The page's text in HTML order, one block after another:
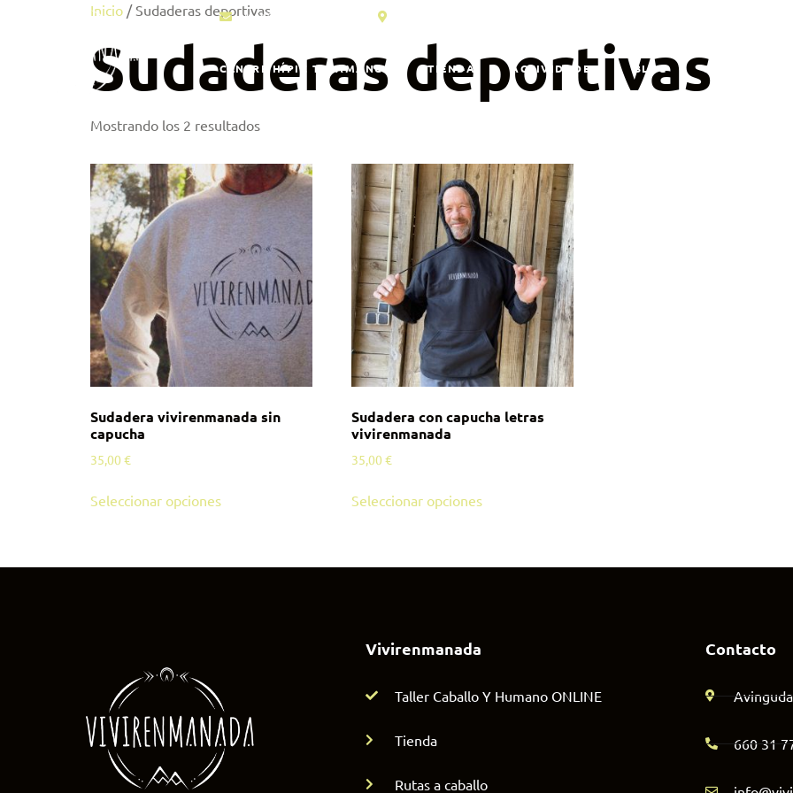
info@vivirenmanada.es
CENTRE HÍPIC TALAMANCA TIENDA ACTIVIDADES BLOG
Inicio / Sudaderas deportivas
Sudaderas deportivas
Mostrando los 2 resultados
Sudadera vivirenmanada sin
capucha
35,00 €
Seleccionar opciones
Sudadera con capucha letras
vivirenmanada
35,00 €
Seleccionar opciones
Vivirenmanada
Taller Caballo Y Humano ONLINE
Tienda
Rutas a caballo
Contacto
660 31